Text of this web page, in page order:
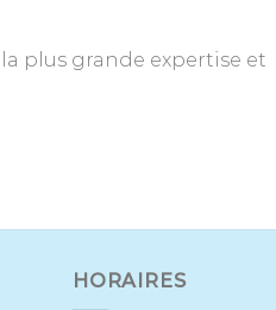
plus grande expertise et
HORAIRES